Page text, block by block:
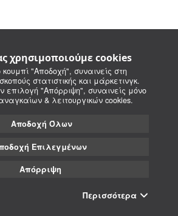
χρησιμοποιούμε cookies
"Αποδοχή", συναινείς στη
στατιστικής και μάρκετινγκ.
επιλογή "Απόρριψη", συναινείς μόνο
& λειτουργικών cookies.
Αποδοχή Όλων
Επιλεγμένων
Απόρριψη
Περισσότερα